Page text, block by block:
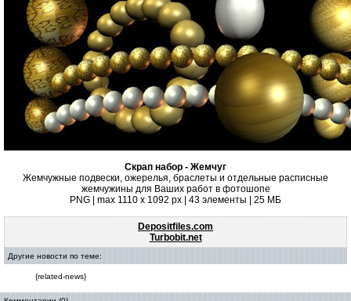
Скрап набор - Жемчуг
Жемчужные подвески, ожерелья, браслеты и отдельные расписные
жемчужины для Ваших работ в фотошопе
PNG | max 1110 x 1092 px | 43 элементы | 25 МБ
Depositfiles.com
Turbobit.net
Другие новости по теме:
{related-news}